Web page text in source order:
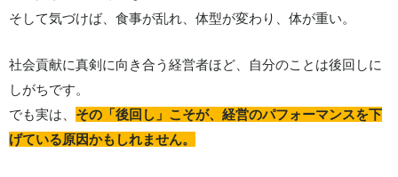
そして気づけば、食事が乱れ、体型が変わり、体が重い。
社会貢献に真剣に向き合う経営者ほど、自分のことは後回しに
しがちです。
でも実は、 その「後回し」こそが、経営のパフォーマンスを下
げている原因かもしれません。